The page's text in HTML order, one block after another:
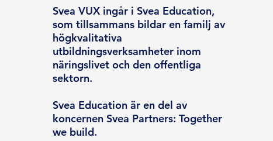
Svea VUX ingår i Svea Education,
som tillsammans bildar en familj av
högkvalitativa
utbildningsverksamheter inom
näringslivet och den offentliga
sektorn.
Svea Education är en del av
koncernen Svea Partners: Together
we build.